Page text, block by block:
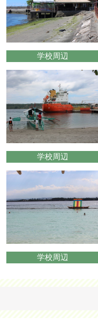
学校周辺
学校周辺
学校周辺